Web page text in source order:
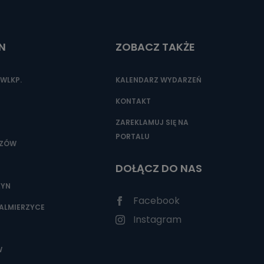
ZOBACZ TAKŻE
KALENDARZ WYDARZEŃ
KONTAKT
ZAREKLAMUJ SIĘ NA
PORTALU
DOŁĄCZ DO NAS
Facebook
Instagram